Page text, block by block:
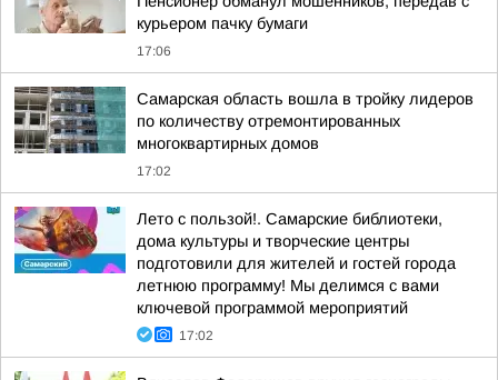
курьером пачку бумаги
17:06
Самарская область вошла в тройку лидеров
по количеству отремонтированных
многоквартирных домов
17:02
Лето с пользой!. Самарские библиотеки,
дома культуры и творческие центры
подготовили для жителей и гостей города
летнюю программу! Мы делимся с вами
ключевой программой мероприятий
17:02